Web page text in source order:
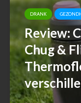
DRANK
Review:
Chug &